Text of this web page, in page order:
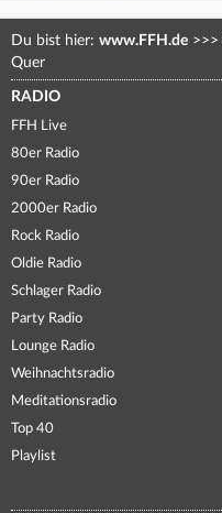
Du bist hier: www.FFH.de >>>
Quer
RADIO
FFH Live
80er Radio
90er Radio
2000er Radio
Rock Radio
Oldie Radio
Schlager Radio
Party Radio
Lounge Radio
Weihnachtsradio
Meditationsradio
Top 40
Playlist